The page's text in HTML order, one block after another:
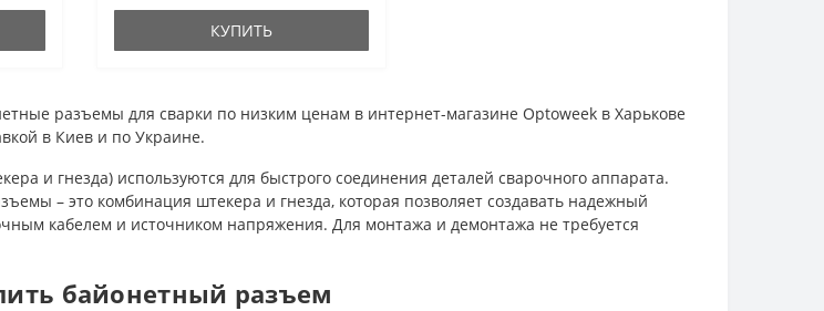
КУПИТЬ
разъемы для сварки по низким ценам в интернет-магазине Optoweek в Харькове
в Киев и по Украине.
и гнезда) используются для быстрого соединения деталей сварочного аппарата.
– это комбинация штекера и гнезда, которая позволяет создавать надежный
кабелем и источником напряжения. Для монтажа и демонтажа не требуется
байонетный разъем